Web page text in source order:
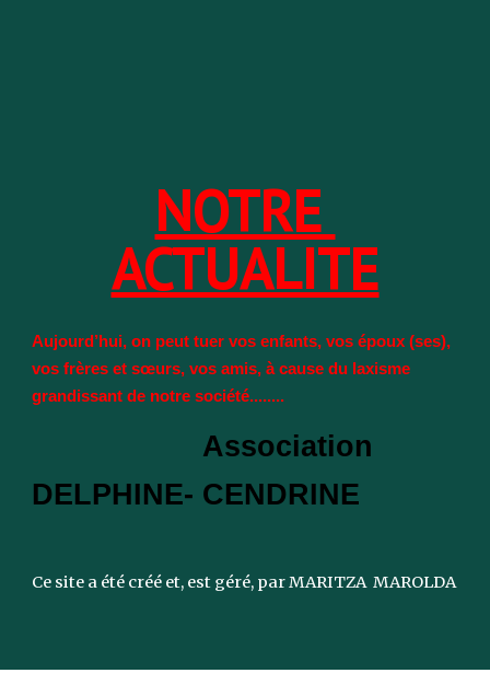
NOTRE
ACTUALITE
Aujourd’hui, on peut tuer vos enfants, vos époux (ses),
vos frères et sœurs, vos amis, à cause du laxisme
grandissant de notre société........
Association
DELPHINE- CENDRINE
Ce site a été créé et, est géré, par MARITZA MAROLDA